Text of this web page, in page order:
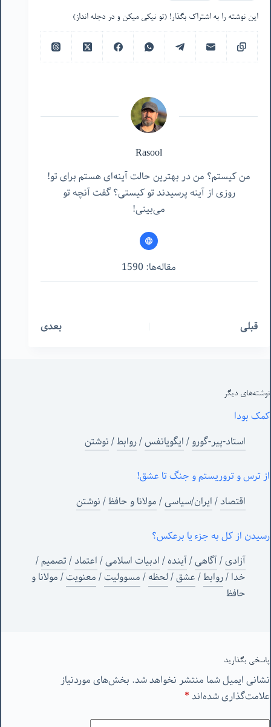
این نوشته را به اشتراک بگذار! (تو نیکی میکن و در دجله انداز)
Rasool
من کیستم؟ من در بهترین حالت آینه‌ای هستم برای تو!
روزی از آینه پرسیدند تو کیستی؟ گفت آنچه تو
می‌بینی!
مقاله‌ها: 1590
قبلی بعدی
نوشته‌های‌ دیگر
کمک بودا
استاد-پیر-گورو/ایگویانفس/روابط/نوشتن
از ترس و تروریستم و جنگ تا عشق!
اقتصاد/ایران/سیاسی/مولانا و حافظ/نوشتن
رسیدن از کل به جزء یا برعکس؟
آزادی/آگاهی/آینده/ادبیات اسلامی/اعتماد/تصمیم/
خدا/روابط/عشق/لحظه/مسوولیت/معنویت/مولانا و
حافظ
پاسخی بگذارید
نشانی ایمیل شما منتشر نخواهد شد. بخش‌های موردنیاز
علامت‌گذاری شده‌اند*